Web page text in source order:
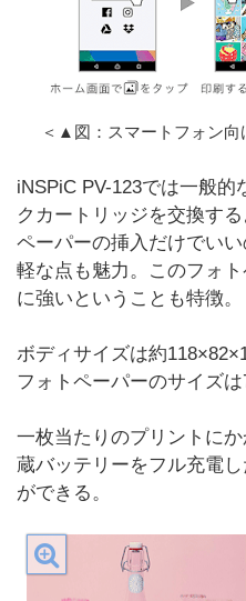
＜▲図：スマートフォン向
iNSPiC PV-123では一般
クカートリッジを交換す
ペーパーの挿入だけでい
軽な点も魅力。このフォ
に強いということも特徴。
ボディサイズは約
フォトペーパーのサイズは
一枚当たりのプリントに
蔵バッテリーをフル充電
ができる。